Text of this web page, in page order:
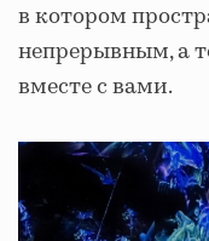
в котором
непрерывным, а
вместе с вами.